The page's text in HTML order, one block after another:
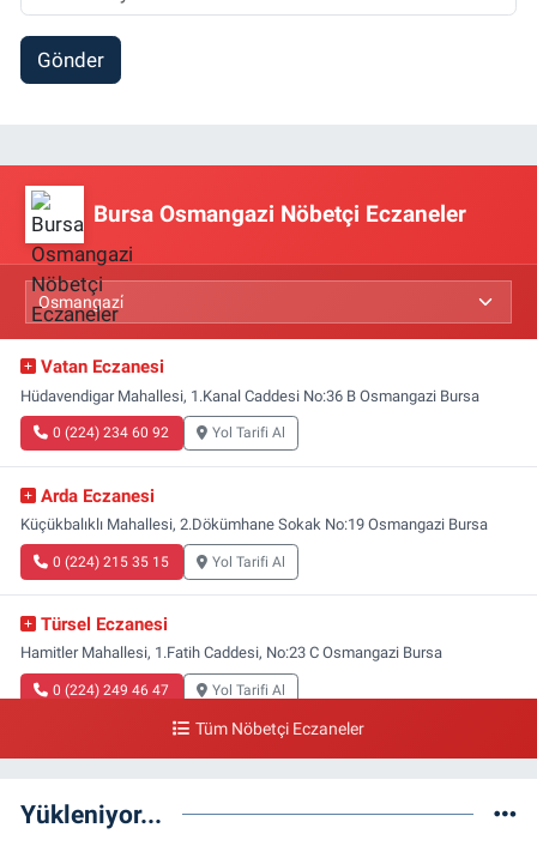
Gönder
Bursa Osmangazi Nöbetçi Eczaneler
Vatan Eczanesi
Hüdavendigar Mahallesi, 1.Kanal Caddesi No:36 B Osmangazi Bursa
0 (224) 234 60 92 Yol Tarifi Al
Arda Eczanesi
Küçükbalıklı Mahallesi, 2.Dökümhane Sokak No:19 Osmangazi Bursa
0 (224) 215 35 15 Yol Tarifi Al
Türsel Eczanesi
Hamitler Mahallesi, 1.Fatih Caddesi, No:23 C Osmangazi Bursa
0 (224) 249 46 47 Yol Tarifi Al
0 (224) 234 02 34 Yol Tarifi Al
Tüm Nöbetçi Eczaneler
Yükleniyor...